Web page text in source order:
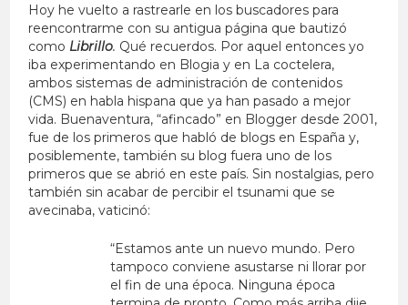
Hoy he vuelto a rastrearle en los buscadores para
reencontrarme con su antigua página que bautizó
como Librillo. Qué recuerdos. Por aquel entonces yo
iba experimentando en Blogia y en La coctelera,
ambos sistemas de administración de contenidos
(CMS) en habla hispana que ya han pasado a mejor
vida. Buenaventura, “afincado” en Blogger desde 2001,
fue de los primeros que habló de blogs en España y,
posiblemente, también su blog fuera uno de los
primeros que se abrió en este país. Sin nostalgias, pero
también sin acabar de percibir el tsunami que se
avecinaba, vaticinó:
“Estamos ante un nuevo mundo. Pero
tampoco conviene asustarse ni llorar por
el fin de una época. Ninguna época